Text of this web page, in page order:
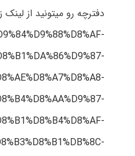
دفترچه رو میتونید از لینک